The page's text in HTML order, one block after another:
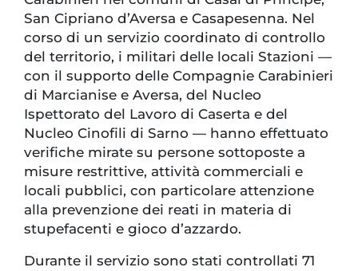
San Cipriano d’Aversa e Casapesenna. Nel
corso di un servizio coordinato di controllo
del territorio, i militari delle locali Stazioni —
con il supporto delle Compagnie Carabinieri
di Marcianise e Aversa, del Nucleo
Ispettorato del Lavoro di Caserta e del
Nucleo Cinofili di Sarno — hanno effettuato
verifiche mirate su persone sottoposte a
misure restrittive, attività commerciali e
locali pubblici, con particolare attenzione
alla prevenzione dei reati in materia di
stupefacenti e gioco d’azzardo.
Durante il servizio sono stati controllati 71